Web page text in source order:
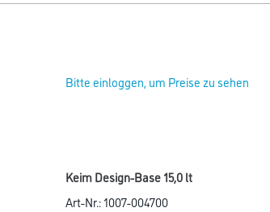
Bitte einloggen, um Preise zu sehen
Keim Design-Base 15,0 lt
Art-Nr.:1007-004700